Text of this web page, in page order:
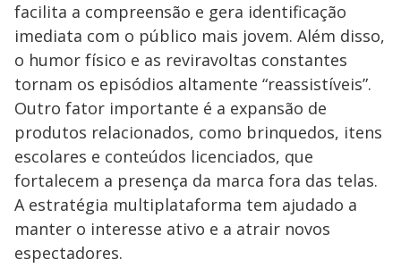
facilita a compreensão e gera identificação
imediata com o público mais jovem. Além disso,
o humor físico e as reviravoltas constantes
tornam os episódios altamente “reassistíveis”.
Outro fator importante é a expansão de
produtos relacionados, como brinquedos, itens
escolares e conteúdos licenciados, que
fortalecem a presença da marca fora das telas.
A estratégia multiplataforma tem ajudado a
manter o interesse ativo e a atrair novos
espectadores.